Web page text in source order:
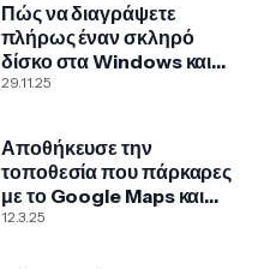
Πώς να διαγράψετε
πλήρως έναν σκληρό
δίσκο στα Windows και
με το εργαλείο DBAN
29.11.25
Αποθήκευσε την
τοποθεσία που πάρκαρες
με το Google Maps και
βρες το αυτοκίνητο σου
12.3.25